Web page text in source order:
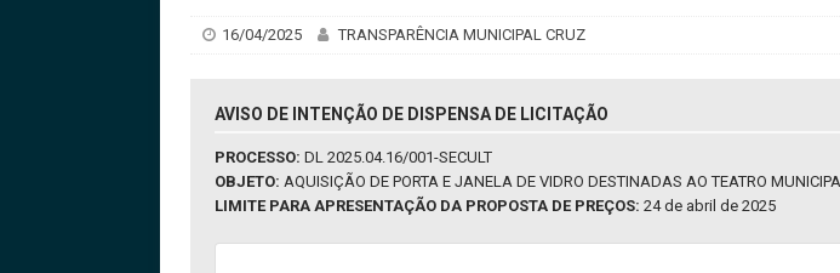
16/04/2025 TRANSPARÊNCIA MUNICIPAL CRUZ
AVISO DE INTENÇÃO DE DISPENSA DE LICITAÇÃO
PROCESSO: DL 2025.04.16/001-SECULT
OBJETO: AQUISIÇÃO DE PORTA E JANELA DE VIDRO DESTINADAS AO TEATRO
LIMITE PARA APRESENTAÇÃO DA PROPOSTA DE PREÇOS: 24 de abril de 2025